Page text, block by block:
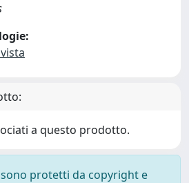
a questo prodotto.
protetti da copyright e